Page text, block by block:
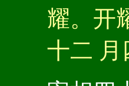
耀。开
十二 月